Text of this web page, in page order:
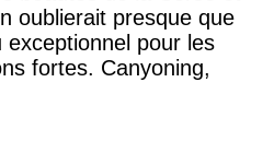
oublierait presque que
exceptionnel pour les
fortes. Canyoning,